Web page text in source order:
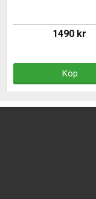
1490 kr
Köp